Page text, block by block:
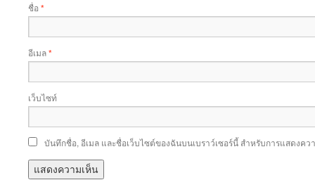
ชื่อ *
อีเมล*
เว็บไซท์
บันทึกชื่อ, อีเมล และชื่อเว็บไซต์ของฉันบนเบราว์เซอร์นี้ สำหรับการแสดงคว